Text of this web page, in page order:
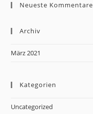
Neueste Kommentare
Archiv
März 2021
Kategorien
Uncategorized